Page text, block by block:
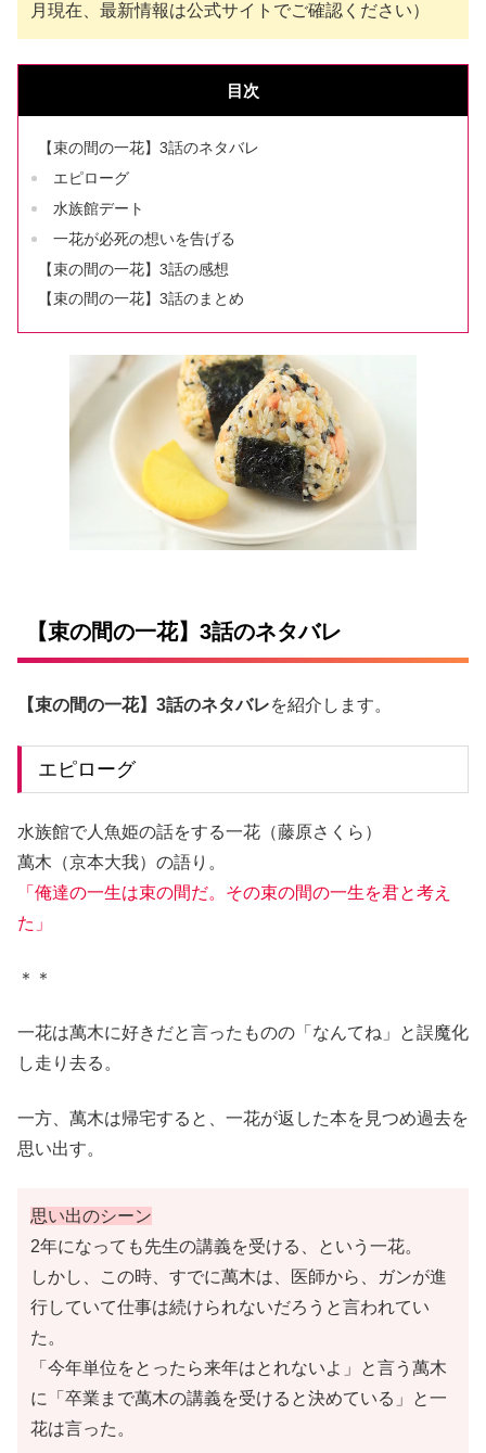
月現在、最新情報は公式サイトでご確認ください）
目次
【束の間の一花】3話のネタバレ
エピローグ
水族館デート
一花が必死の想いを告げる
【束の間の一花】3話の感想
【束の間の一花】3話のまとめ
【束の間の一花】3話のネタバレ
【束の間の一花】3話のネタバレを紹介します。
エピローグ
水族館で人魚姫の話をする一花（藤原さくら）
萬木（京本大我）の語り。
「俺達の一生は束の間だ。その束の間の一生を君と考え
た」
＊＊
一花は萬木に好きだと言ったものの「なんてね」と誤魔化
し走り去る。
一方、萬木は帰宅すると、一花が返した本を見つめ過去を
思い出す。
思い出のシーン
2年になっても先生の講義を受ける、という一花。
しかし、この時、すでに萬木は、医師から、ガンが進
行していて仕事は続けられないだろうと言われてい
た。
「今年単位をとったら来年はとれないよ」と言う萬木
に「卒業まで萬木の講義を受けると決めている」と一
花は言った。